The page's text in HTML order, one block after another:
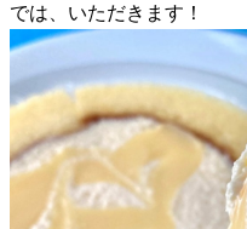
では、いただきます！